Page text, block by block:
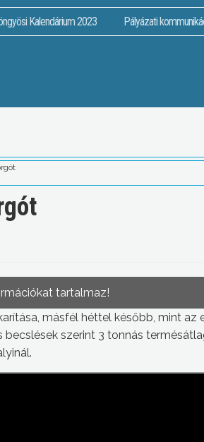
Kalendárium 2023 Pályázati
tartalmaz!
másfél héttel később, mint az
szerint 3 tonnás